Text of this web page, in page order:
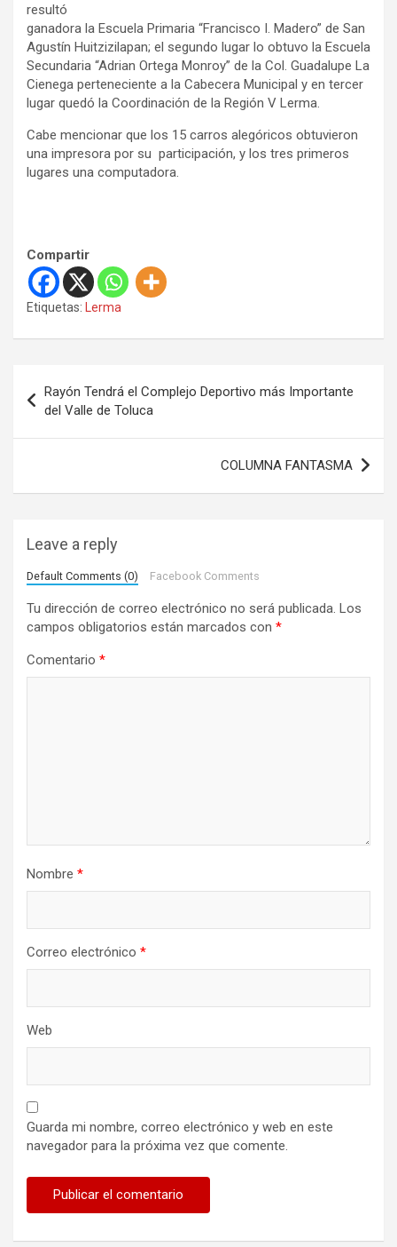
resultó
ganadora la Escuela Primaria “Francisco I. Madero” de San
Agustín Huitzizilapan; el segundo lugar lo obtuvo la Escuela
Secundaria “Adrian Ortega Monroy” de la Col. Guadalupe La
Cienega perteneciente a la Cabecera Municipal y en tercer
lugar quedó la Coordinación de la Región V Lerma.
Cabe mencionar que los 15 carros alegóricos obtuvieron
una impresora por su participación, y los tres primeros
lugares una computadora.
Compartir
Etiquetas: Lerma
v
g
Rayón Tendrá el Complejo Deportivo más Importante
del Valle de Toluca
COLUMNA FANTASMA
Leave a reply
Default Comments (0) Facebook Comments
Tu dirección de correo electrónico no será publicada. Los
campos obligatorios están marcados con *
Comentario *
Nombre *
Correo electrónico *
Web
Guarda mi nombre, correo electrónico y web en este
navegador para la próxima vez que comente.